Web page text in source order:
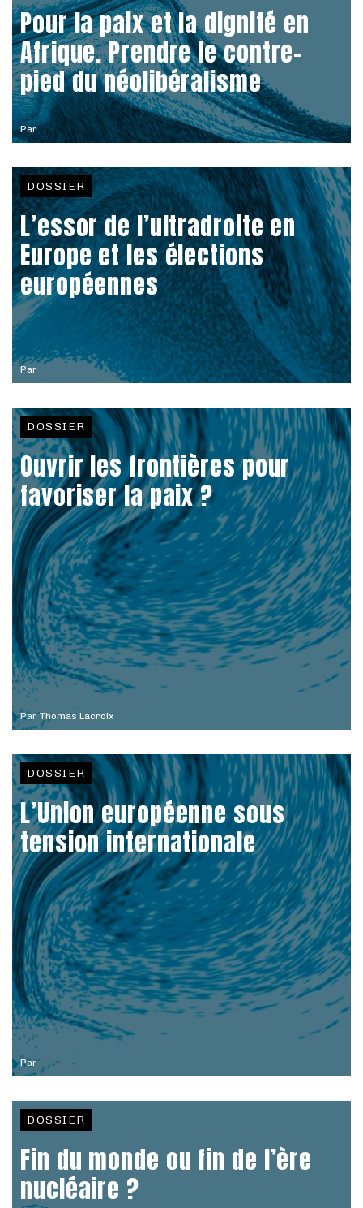
Par
Pour la paix et la dignité en
Afrique. Prendre le contre-
pied du néolibéralisme
Par
DOSSIER
L’essor de l’ultradroite en
Europe et les élections
européennes
ParThomas Lacroix
DOSSIER
Ouvrir les frontières pour
favoriser la paix ?
Par
DOSSIER
L’Union européenne sous
tension internationale
DOSSIER
Fin du monde ou fin de l’ère
nucléaire ?